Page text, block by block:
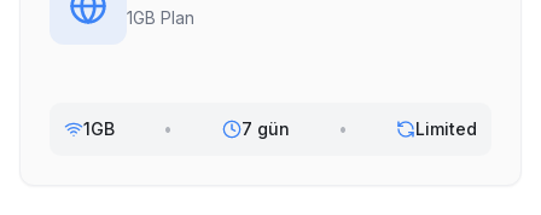
1GB Plan
1GB • 7 gün • Limited